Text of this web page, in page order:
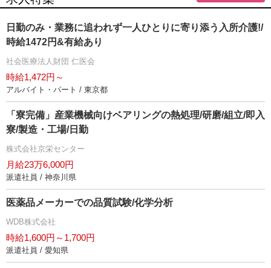
日勤のみ・業務に追われず一人ひとりに寄り添う入所介護!/
時給1472円&有給あり
社会医療法人財団 仁医会
時給1,472円～
アルバイト・パート / 東京都
「寮完備」産業機械向けベアリングの熱処理/研磨/組立/即入
寮/製造・工場/日勤
株式会社京栄センター
月給23万6,000円
派遣社員 / 神奈川県
医薬品メーカーでの品質試験/化学分析
WDB株式会社
時給1,600円～1,700円
派遣社員 / 愛知県